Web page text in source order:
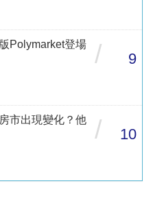
Polymarket登場
/ 9
市出現變化？他
/ 10